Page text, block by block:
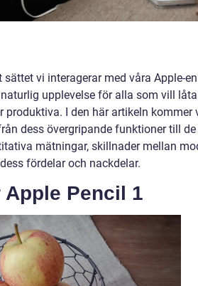
vi interagerar med våra Apple-
upplevelse för alla som vill
produktiva. I den här artikeln kommer
dess övergripande funktioner till
mätningar, skillnader mellan
fördelar och nackdelar.
Pencil 1